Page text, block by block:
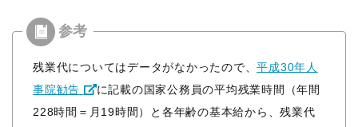
残業代についてはデータがなかったので、平成30年人
事院勧告
に記載の国家公務員の平均残業時間（年間
228時間＝月19時間）と各年齢の基本給から、残業代